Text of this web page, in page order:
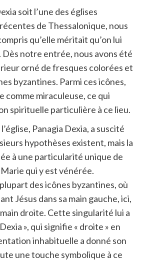
soit l’une des églises
de Thessalonique, nous
qu’elle méritait qu’on lui
Dès notre entrée, nous avons été
orné de fresques colorées et
byzantines. Parmi ces icônes,
comme miraculeuse, ce qui
spirituelle particulière à ce lieu.
Panagia Dexia, a suscité
hypothèses existent, mais la
à une particularité unique de
qui y est vénérée.
des icônes byzantines, où
Jésus dans sa main gauche, ici,
droite. Cette singularité lui a
», qui signifie « droite » en
inhabituelle a donné son
une touche symbolique à ce